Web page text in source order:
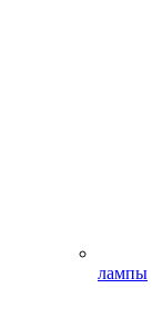
лампы